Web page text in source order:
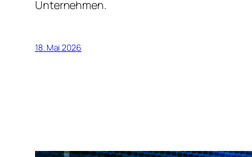
Unternehmen.
18. Mai 2026